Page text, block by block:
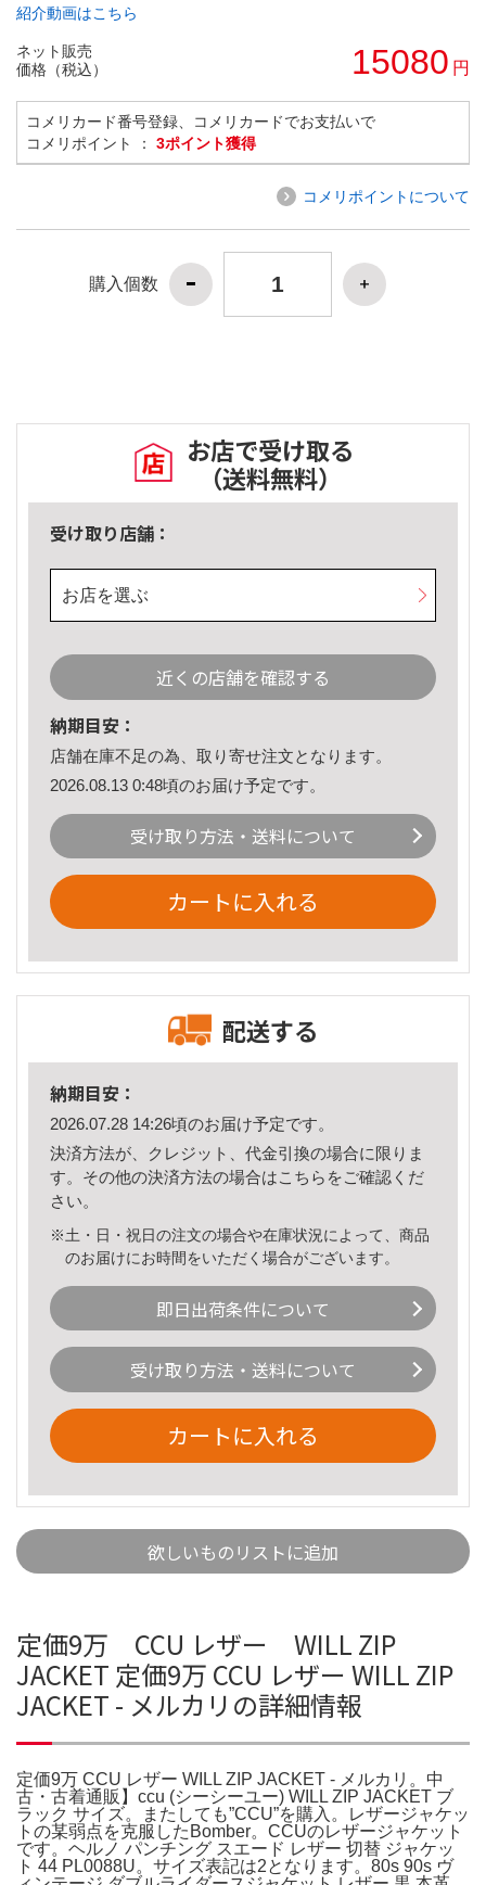
紹介動画はこちら
ネット販売
価格（税込）
15080 円
コメリカード番号登録、コメリカードでお支払いで
コメリポイント ： 3ポイント獲得
コメリポイントについて
購入個数
お店で受け取る
（送料無料）
受け取り店舗：
お店を選ぶ
近くの店舗を確認する
納期目安：
店舗在庫不足の為、取り寄せ注文となります。
2026.08.13 0:48頃のお届け予定です。
受け取り方法・送料について
カートに入れる
配送する
納期目安：
2026.07.28 14:26頃のお届け予定です。
決済方法が、クレジット、代金引換の場合に限りま
す。その他の決済方法の場合はこちら をご確認くだ
さい。
※土・日・祝日の注文の場合や在庫状況によって、商品
のお届けにお時間をいただく場合がございます。
即日出荷条件について
受け取り方法・送料について
カートに入れる
欲しいものリストに追加
定価9万 CCU レザー WILL ZIP
JACKET 定価9万 CCU レザー WILL ZIP
JACKET - メルカリの詳細情報
定価9万 CCU レザー WILL ZIP JACKET - メルカリ。中
古・古着通販】ccu (シーシーユー) WILL ZIP JACKET ブ
ラック サイズ。またしても”CCU”を購入。レザージャケッ
トの某弱点を克服したBomber。CCUのレザージャケット
です。ヘルノ パンチング スエード レザー 切替 ジャケッ
ト 44 PL0088U。サイズ表記は2となります。80s 90s ヴ